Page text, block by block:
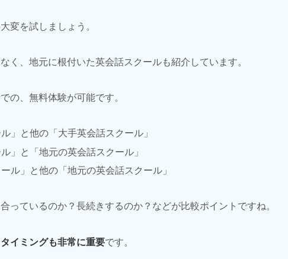
変を試しましょう。
く、地元に根付いた英会話スクールも紹介しています。
の、無料体験が可能です。
」と他の「大手英会話スクール」
」と「地元の英会話スクール」
ル」と他の「地元の英会話スクール」
っているのか？長続きするのか？などが比較ポイントですね。
イミングも非常に重要です。